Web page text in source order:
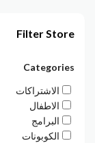
Filter Store
Categories
الاشتراكات
الاطفال
البرامج
الكوبونات